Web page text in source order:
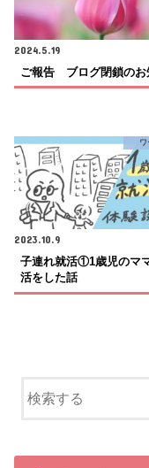
2024.5.19
ご報告 ブログ閉鎖のお
ワ
2023.10.9
子連れ就活①1歳児のマ
活をした話